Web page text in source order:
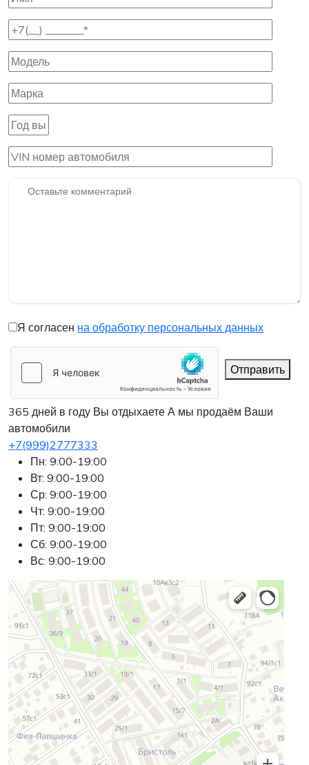
Я согласен на обработку персональных данных
Отправить
365 дней в году Вы отдыхаете А мы продаём Ваши
автомобили
+7(999)2777333
Пн: 9:00-19:00
Вт: 9:00-19:00
Ср: 9:00-19:00
Чт: 9:00-19:00
Пт: 9:00-19:00
Сб: 9:00-19:00
Вс: 9:00-19:00